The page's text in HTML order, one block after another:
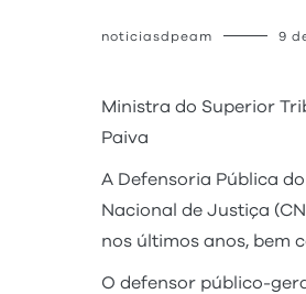
noticiasdpeam 9
Ministra do Superior
Paiva
A Defensoria Pública
Nacional de Justiça
nos últimos anos, bem
O defensor público-